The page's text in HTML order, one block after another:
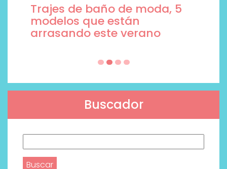
Trajes de baño de moda, 5
modelos que están
arrasando este verano
Buscador